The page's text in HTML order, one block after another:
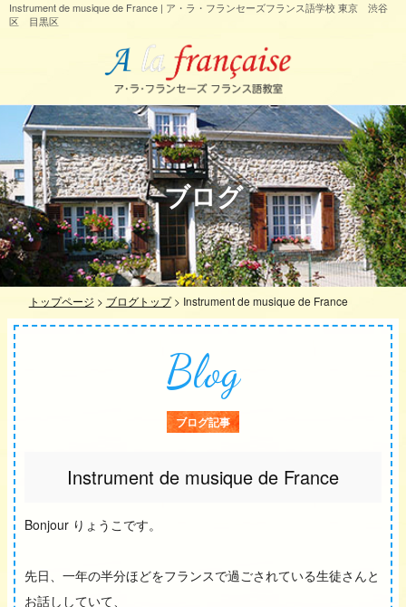
Instrument de musique de France | ア・ラ・フランセーズフランス語学校 東京 渋谷
区 目黒区
ブログ
トップページ > ブログトップ> Instrument de musique de France
Blog
ブログ記事
Instrument de musique de France
Bonjour りょうこです。
先日、一年の半分ほどをフランスで過ごされている生徒さんと
お話ししていて、